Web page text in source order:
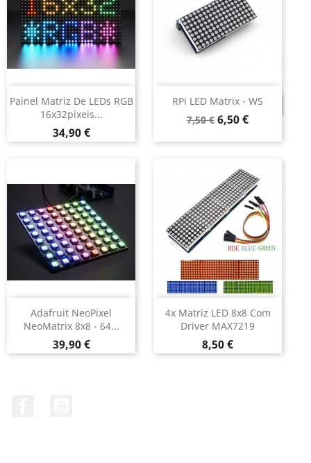
Painel Matriz De LEDs RGB
16x32pixeis...
Preço
34,90 €
RPi LED Matrix - WS
Preço
7,50 € Preço
6,50 €
DESCONTINUADO
Adafruit NeoPixel
NeoMatrix 8x8 - 64...
Preço
39,90 €
4x Matriz LED 8x8 Com
Driver MAX7219
Preço
8,50 €